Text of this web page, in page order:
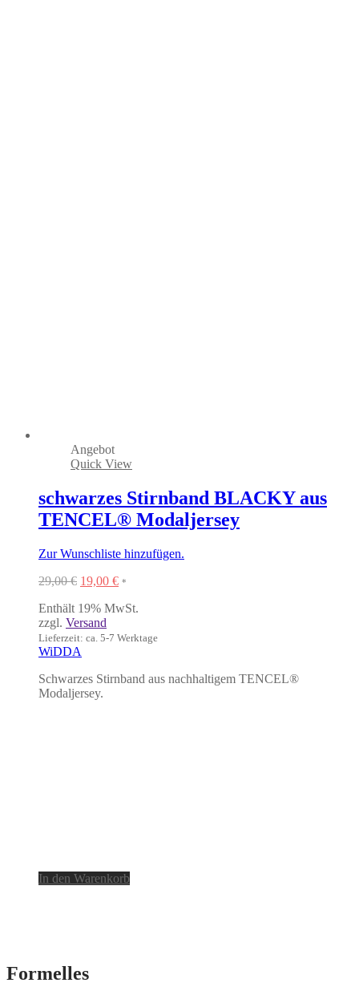
Angebot
Quick View
schwarzes Stirnband BLACKY aus
TENCEL® Modaljersey
Zur Wunschliste hinzufügen.
29,00€ Ursprünglicher
war:
29,00 €
19,00 €Aktueller
ist:
*
Enthält 19% MwSt.
zzgl. Versand
Lieferzeit: ca. 5-7 Werktage
WiDDA
Schwarzes Stirnband aus nachhaltigem TENCEL®
Modaljersey.
In den Warenkorb
Formelles